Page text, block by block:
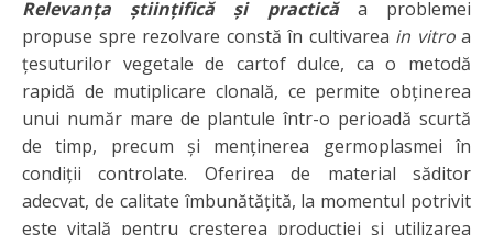
Relevanţa ştiinţifică şi practicăa problemei
propuse spre rezolvare constă în cultivarea in vitroa
ţesuturilor vegetale de cartof dulce, ca o metodă
rapidă de mutiplicare clonală, ce permite obţinerea
unui număr mare de plantule într-o perioadă scurtă
de timp, precum şi menţinerea germoplasmei în
condiţii controlate. Oferirea de material săditor
adecvat, de calitate îmbunătățită, la momentul potrivit
este vitală pentru creșterea producției și utilizarea